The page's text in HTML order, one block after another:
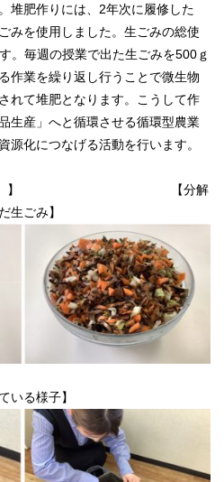
堆肥作りには、2年次に履修した
みを使用しました。生ごみの総使
。毎週の授業で出た生ごみを500ｇ
作業を繰り返し行うことで微生物
れて堆肥となります。こうして作
生産」へと循環させる循環型農業
源化につなげる活動を行います。
（500ｇ）】 【分解
生ごみ】
いる様子】